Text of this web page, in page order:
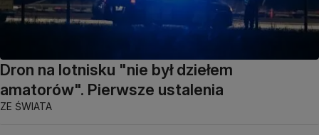
Dron na lotnisku "nie był dziełem
amatorów". Pierwsze ustalenia
ZE ŚWIATA